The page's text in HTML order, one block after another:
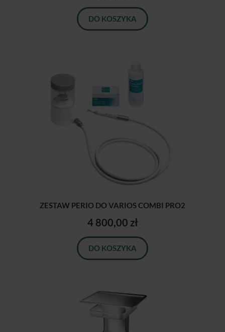
DO KOSZYKA
ZESTAW PERIO DO VARIOS COMBI PRO2
4 800,00 zł
DO KOSZYKA